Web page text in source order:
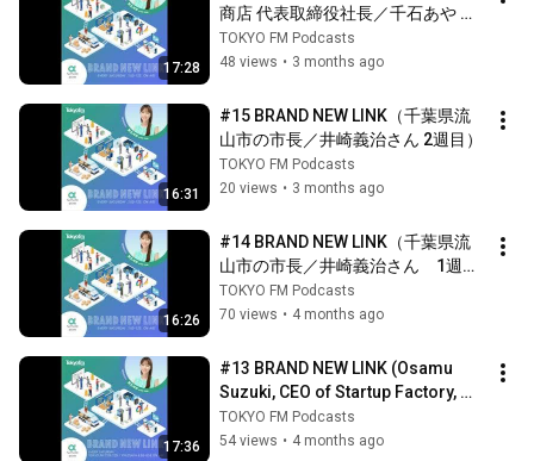
17:28
商店 代表取締役社長／千石あや さ
ん 1週目）
TOKYO FM Podcasts
48 views • 3 months ago
16:31
#15 BRAND NEW LINK（千葉県流
山市の市長／井崎義治さん 2週目）
TOKYO FM Podcasts
20 views • 3 months ago
16:26
#14 BRAND NEW LINK（千葉県流
山市の市長／井崎義治さん　1週
目）
TOKYO FM Podcasts
70 views • 4 months ago
17:36
#13 BRAND NEW LINK (Osamu
Suzuki, CEO of Startup Factory,
Week 2)
TOKYO FM Podcasts
54 views • 4 months ago